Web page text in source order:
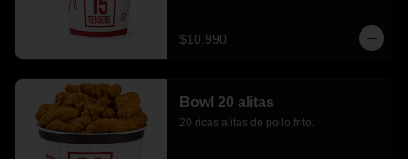
$10.990
Bowl 20 alitas
20 ricas alitas de pollo frito.